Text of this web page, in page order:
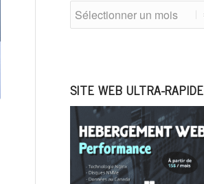
SITE WEB ULTRA-RAPIDE